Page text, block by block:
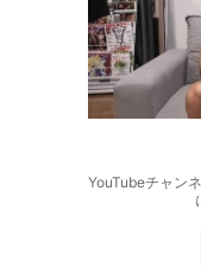
YouTubeチャン